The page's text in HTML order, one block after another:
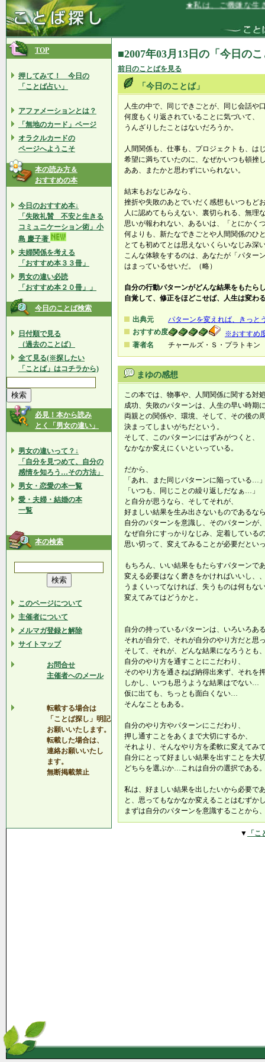
★私は、ご機嫌な生き
TOP
押してみて！ 今日の
「ことば占い」
アファメーションとは？
「無地のカード」ページ
オラクルカードの
ページへようこそ
本の読み方＆
おすすめの本
今日のおすすめ本↓
「失敗礼賛 不安と生きる
コミュニケーション術」小
島 慶子著
夫婦関係を考える
「おすすめ本３３冊」
男女の違い必読
「おすすめ本２０冊」」
今日のことば検索
日付順で見る
（過去のことば）
全て見る(※探したい
「ことば」はコチラから)
必見！本から読み
とく「男女の違い」
男女の違いって？↓
「自分を見つめて、自分の
感情を知ろう…その方法」
男女・恋愛の本一覧
愛・夫婦・結婚の本
一覧
本の検索
このページについて
主催者について
メルマガ登録と解除
サイトマップ
お問合せ
主催者へのメール
転載する場合は
「ことば探し」明記
お願いいたします。
転載した場合は、
連絡お願いいたし
ます。
無断掲載禁止
■2007年03月13日の「今日の
前日のことばを見る
「今日のことば」
人生の中で、同じできごとが、同じ会話や
何度もくり返されていることに気づいて、
うんざりしたことはないだろうか。
人間関係も、仕事も、プロジェクトも、は
希望に満ちていたのに、なぜかいつも頓挫
ああ、またかと思わずにいられない。
結末もおなじみなら、
挫折や失敗のあとでいだく感想もいつもど
人に認めてもらえない、裏切られる、無理
思いが報われない、あるいは、「とにかく
何よりも、新たなできごとや人間関係のひ
とても初めてとは思えないくらいなじみ深
こんな体験をするのは、あなたが「パター
はまっているせいだ。（略）
自分の行動パターンがどんな結果をもたら
自覚して、修正をほどこせば、人生は変わ
出典元
パターンを変えれば、きっと
おすすめ度
※おすすめ
著者名
チャールズ・Ｓ・プラトキン
まゆの感想
この本では、物事や、人間関係に関する対
成功、失敗のパターンは、人生の早い時期
両親との関係や、環境、そして、その後の
決まってしまいがちだという。
そして、このパターンにはずみがつくと、
なかなか変えにくいといっている。
だから、
「あれ、また同じパターンに陥っている…
「いつも、同じことの繰り返しだなぁ…」
と自分が思うなら、そしてそれが、
好ましい結果を生み出さないものであるな
自分のパターンを意識し、そのパターンが
なぜ自分にすっかりなじみ、定着している
思い切って、変えてみることが必要だとい
もちろん、いい結果をもたらすパターンで
変える必要はなく磨きをかければいいし、
うまくいってなければ、失うものは何もな
変えてみてはどうかと。
自分の持っているパターンは、いろいろあ
それが自分で、それが自分のやり方だと思
そして、それが、どんな結果になろうとも
自分のやり方を通すことにこだわり、
そのやり方を通さねば納得出来ず、それを
しかし、いつも思うような結果はでない…
仮に出ても、ちっとも面白くない…
そんなこともある。
自分のやり方やパターンにこだわり、
押し通すことをあくまで大切にするか、
それより、そんなやり方を柔軟に変えてみ
自分にとって好ましい結果を出すことを大
どちらを選ぶか…これは自分の選択である
私は、好ましい結果を出したいから必要で
と、思ってもなかなか変えることはむずか
まずは自分のパターンを意識することから
▼ 「